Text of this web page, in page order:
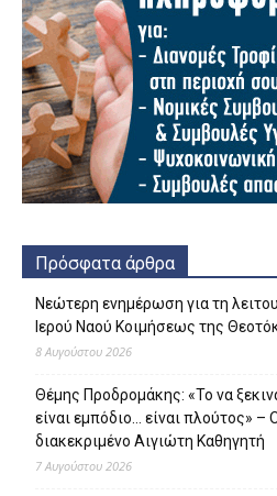
Πρόσφατα άρθρα
Νεώτερη ενημέρωση για τη
Ιερού Ναού Κοιμήσεως της
8 Αυγούστου 2026
Θέμης Προδρομάκης: «Το να
είναι εμπόδιο… είναι πλούτος» –
διακεκριμένο Αιγιώτη Καθηγητή
7 Αυγούστου 2026